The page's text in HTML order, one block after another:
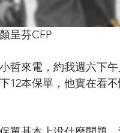
呈芬CFP
哲來電，約我週六下
12本保單，他實在看